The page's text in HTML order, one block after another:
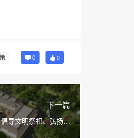
0 0
下一篇
导文明祭祀、弘扬文
明低碳祭扫新风尚